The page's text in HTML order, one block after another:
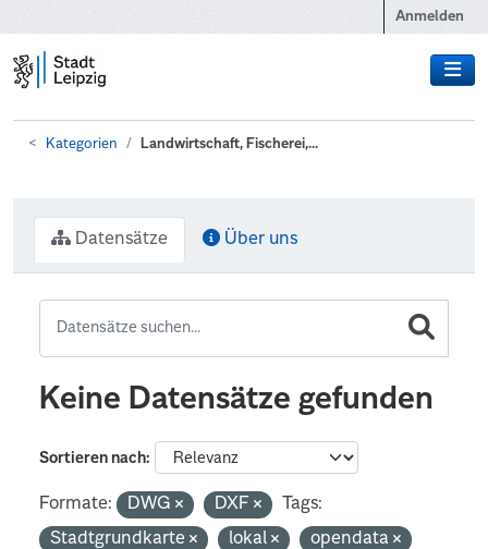
Anmelden
Kategorien Landwirtschaft, Fischerei,...
Datensätze Über uns
Keine Datensätze gefunden
Sortieren nach
Formate: DWG DXF
Tags:
Stadtgrundkarte
lokal
opendata